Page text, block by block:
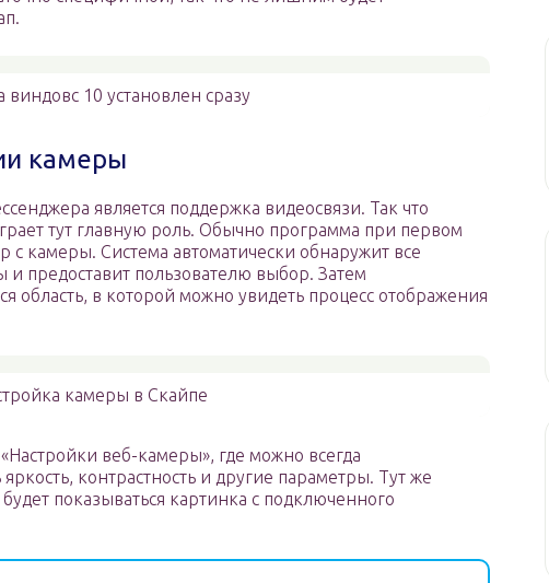
виндовс 10 установлен сразу
камеры
является поддержка видеосвязи. Так что
тут главную роль. Обычно программа при первом
с камеры. Система автоматически обнаружит все
предоставит пользователю выбор. Затем
область, в которой можно увидеть процесс отображения
камеры в Скайпе
веб-камеры», где можно всегда
контрастность и другие параметры. Тут же
показываться картинка с подключенного